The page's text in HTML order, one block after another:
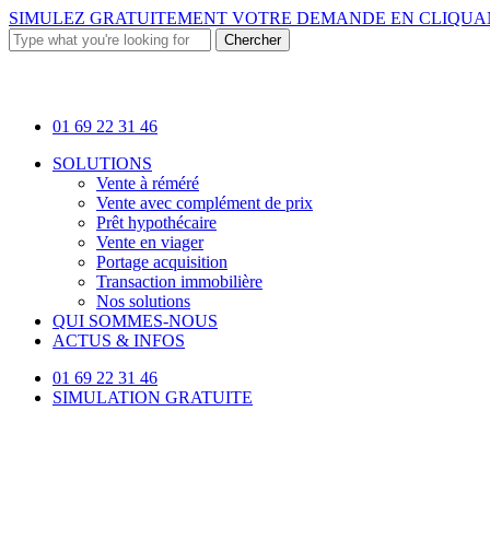
Skip
to
main
SIMULEZ GRATUITEMENT VOTRE DEMANDE EN
Chercher
01 69 22 31 46
Menu
SOLUTIONS
Vente à réméré
Vente avec complément de prix
Prêt hypothécaire
Vente en viager
Portage acquisition
Transaction immobilière
Nos solutions
QUI SOMMES-NOUS
ACTUS & INFOS
01 69 22 31 46
SIMULATION GRATUITE